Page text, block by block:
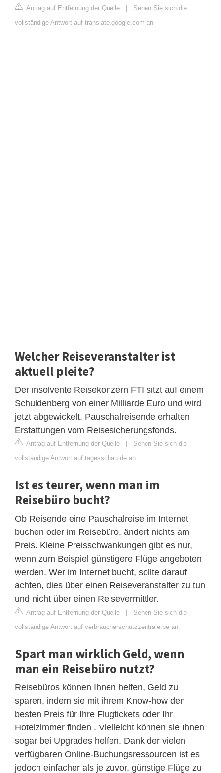
Antrag auf Entfernung der Quelle | Sehen Sie sich die
vollständige Antwort auf translate.google.com an
Welcher Reiseveranstalter ist
aktuell pleite?
Der insolvente Reisekonzern FTI sitzt auf einem
Schuldenberg von einer Milliarde Euro und wird
jetzt abgewickelt. Pauschalreisende erhalten
Erstattungen vom Reisesicherungsfonds.
Antrag auf Entfernung der Quelle | Sehen Sie sich die
vollständige Antwort auf tagesschau.de an
Ist es teurer, wenn man im
Reisebüro bucht?
Ob Reisende eine Pauschalreise im Internet
buchen oder im Reisebüro, ändert nichts am
Preis. Kleine Preisschwankungen gibt es nur,
wenn zum Beispiel günstigere Flüge angeboten
werden. Wer im Internet bucht, sollte darauf
achten, dies über einen Reiseveranstalter zu tun
und nicht über einen Reisevermittler.
Antrag auf Entfernung der Quelle | Sehen Sie sich die
vollständige Antwort auf verbraucherschutzzentrale.be an
Spart man wirklich Geld, wenn
man ein Reisebüro nutzt?
Reisebüros können Ihnen helfen, Geld zu
sparen, indem sie mit ihrem Know-how den
besten Preis für Ihre Flugtickets oder Ihr
Hotelzimmer finden . Vielleicht können sie Ihnen
sogar bei Upgrades helfen. Dank der vielen
verfügbaren Online-Buchungsressourcen ist es
jedoch einfacher als je zuvor, günstige Flüge zu